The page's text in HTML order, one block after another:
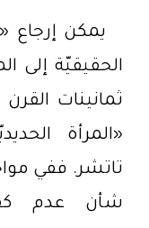
يمكن إرجاع
الحقيقيّة إلى
ثمانينات
«المرأة
تاتشر. ففي
شأن عدم